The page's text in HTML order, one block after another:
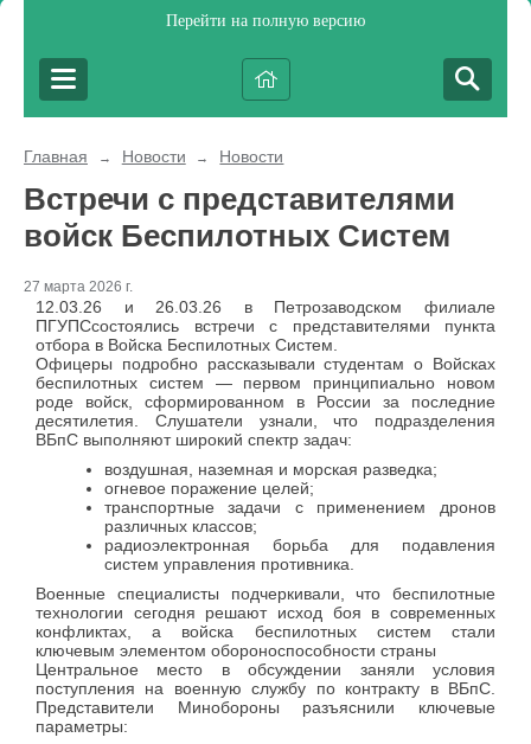
Перейти на полную версию
Главная → Новости → Новости
Встречи с представителями
войск Беспилотных Систем
27 марта 2026 г.
12.03.26 и 26.03.26 в Петрозаводском филиале
ПГУПСсостоялись встречи с представителями пункта
отбора в Войска Беспилотных Систем.
Офицеры подробно рассказывали студентам о Войсках
беспилотных систем — первом принципиально новом
роде войск, сформированном в России за последние
десятилетия. Слушатели узнали, что подразделения
ВБпС выполняют широкий спектр задач:
воздушная, наземная и морская разведка;
огневое поражение целей;
транспортные задачи с применением дронов
различных классов;
радиоэлектронная борьба для подавления
систем управления противника.
Военные специалисты подчеркивали, что беспилотные
технологии сегодня решают исход боя в современных
конфликтах, а войска беспилотных систем стали
ключевым элементом обороноспособности страны
Центральное место в обсуждении заняли условия
поступления на военную службу по контракту в ВБпС.
Представители Минобороны разъяснили ключевые
параметры: